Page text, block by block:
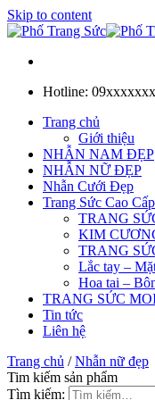
Skip to content
Hotline:
Trang chủ
Giới thiệu
NHẪN NAM ĐẸP
NHẪN NỮ ĐẸP
Nhẫn Cưới Đẹp
Trang Sức Cao Cấp
TRANG
KIM
TRANG
Lắc tay –
Hoa tai –
TRANG SỨC
Tin tức
Liên hệ
Trang chủ / Nhẫn nữ đẹp
Tim kiếm sản phẩm
Tìm kiếm: